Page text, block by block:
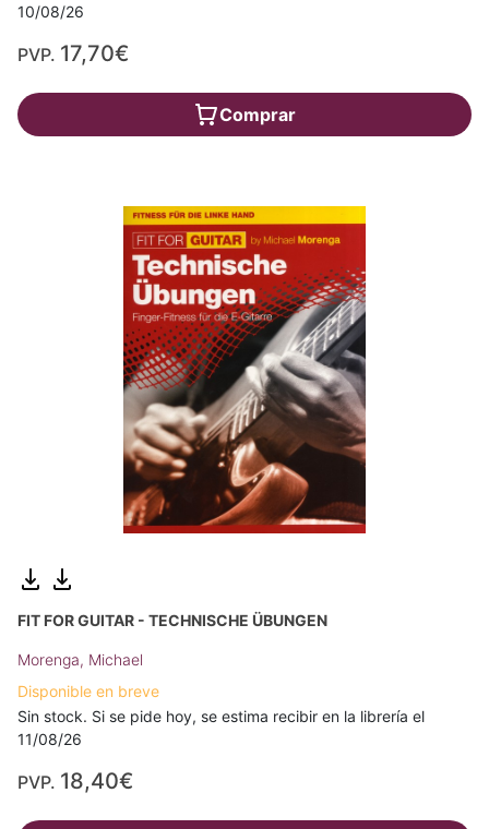
10/08/26
PVP. 17,70€
Comprar
FIT FOR GUITAR - TECHNISCHE ÜBUNGEN
Morenga, Michael
Disponible en breve
Sin stock. Si se pide hoy, se estima recibir en la librería el
11/08/26
PVP. 18,40€